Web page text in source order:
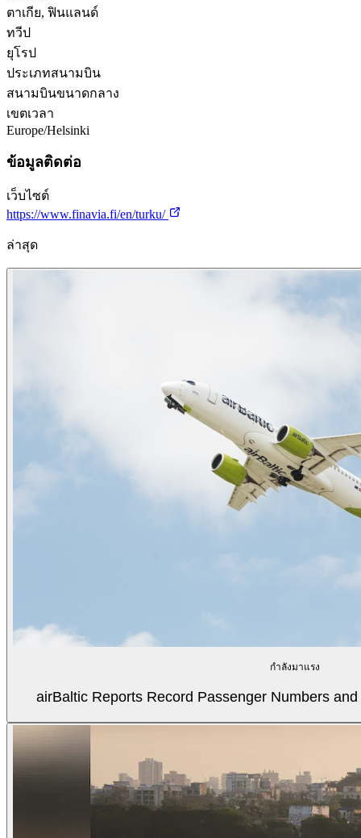
ตาเกีย, ฟินแลนด์
ทวีป
ยุโรป
ประเภทสนามบิน
สนามบินขนาดกลาง
เขตเวลา
Europe/Helsinki
ข้อมูลติดต่อ
เว็บไซต์
https://www.finavia.fi/en/turku/
ล่าสุด
กำลังมาแรง
airBaltic Reports Record Passenger Numbers